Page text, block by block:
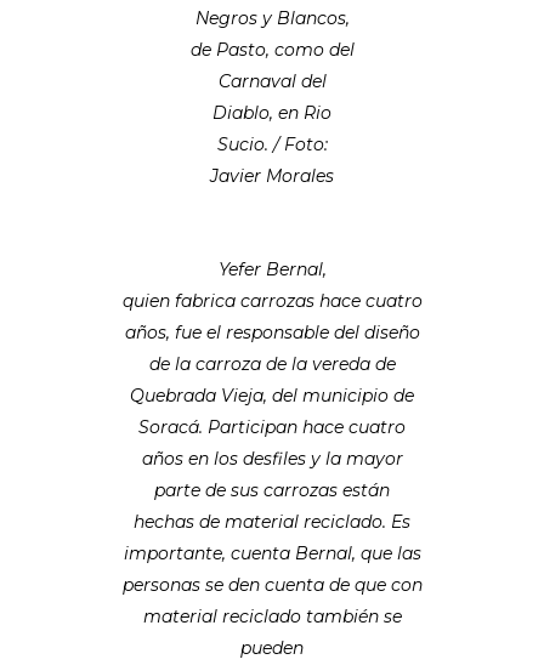
Negros y Blancos,
de Pasto, como del
Carnaval del
Diablo, en Rio
Sucio. / Foto:
Javier Morales
Yefer Bernal,
quien fabrica carrozas hace cuatro
años, fue el responsable del diseño
de la carroza de la vereda de
Quebrada Vieja, del municipio de
Soracá. Participan hace cuatro
años en los desfiles y la mayor
parte de sus carrozas están
hechas de material reciclado. Es
importante, cuenta Bernal, que las
personas se den cuenta de que con
material reciclado también se
pueden